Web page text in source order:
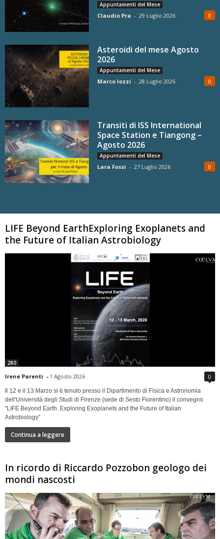
Appuntamenti del Mese
Claudio Pra - 29 Luglio 2026 0
Asteroidi del mese Agosto
2026
Appuntamenti del Mese
Marco Iozzi - 28 Luglio 2026 0
Transiti di ISS International
Space Station e Tiangong –
Agosto 2026
Appuntamenti del Mese
Lara Fossi - 27 Luglio 2026 0
LIFE Beyond EarthExploring Exoplanets and
the Future of Italian Astrobiology
280
Irene Parenti - 1 Agosto 2026 0
Il 12 e il 13 Marzo si è tenuto presso il Dipartimento di Fisica e Astronomia
dell'Università degli Studi di Firenze (sede di Sesto Fiorentino) il convegno
"LIFE Beyond Earth. Exploring Exoplanets and the Future of Italian
Astrobiology"
Continua a leggere
In ricordo di Riccardo Pozzobon geologo dei
mondi nascosti